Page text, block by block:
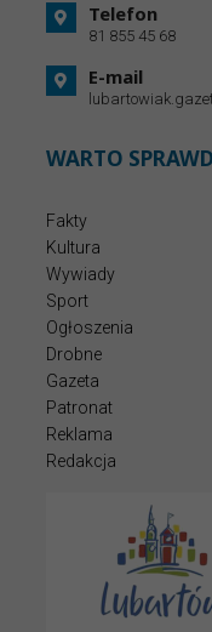
Telefon
81 855 45 68
E-mail
WARTO
Fakty
Kultura
Wywiady
Sport
Ogłoszenia
Drobne
Gazeta
Patronat
Reklama
Redakcja